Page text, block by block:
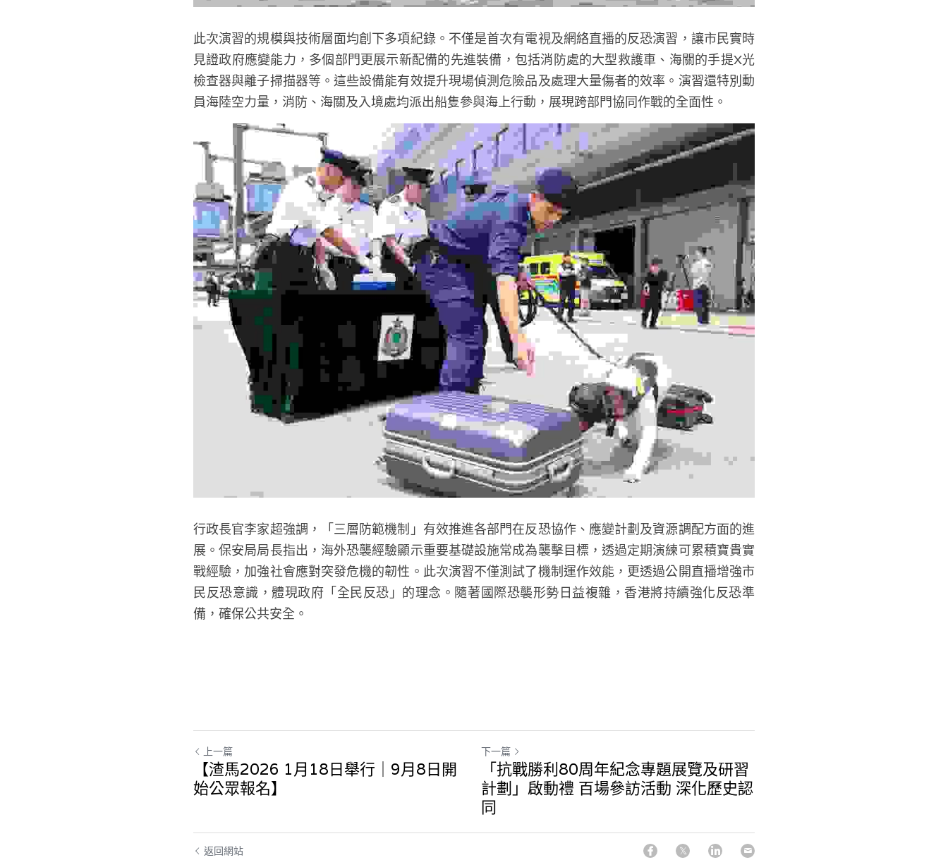
此次演習的規模與技術層面均創下多項紀錄。不僅是首次有電視及網絡直播的反恐演習，讓市民實時
見證政府應變能力，多個部門更展示新配備的先進裝備，包括消防處的大型救護車、海關的手提X光
檢查器與離子掃描器等。這些設備能有效提升現場偵測危險品及處理大量傷者的效率。演習還特別動
員海陸空力量，消防、海關及入境處均派出船隻參與海上行動，展現跨部門協同作戰的全面性。
行政長官李家超強調，「三層防範機制」有效推進各部門在反恐協作、應變計劃及資源調配方面的進
展。保安局局長指出，海外恐襲經驗顯示重要基礎設施常成為襲擊目標，透過定期演練可累積寶貴實
戰經驗，加強社會應對突發危機的韌性。此次演習不僅測試了機制運作效能，更透過公開直播增強市
民反恐意識，體現政府「全民反恐」的理念。隨著國際恐襲形勢日益複雜，香港將持續強化反恐準
備，確保公共安全。
上一篇
【渣馬2026 1月18日舉行｜9月8日開
始公眾報名】
下一篇
「抗戰勝利80周年紀念專題展覽及研習
計劃」啟動禮 百場參訪活動 深化歷史認
同
返回網站